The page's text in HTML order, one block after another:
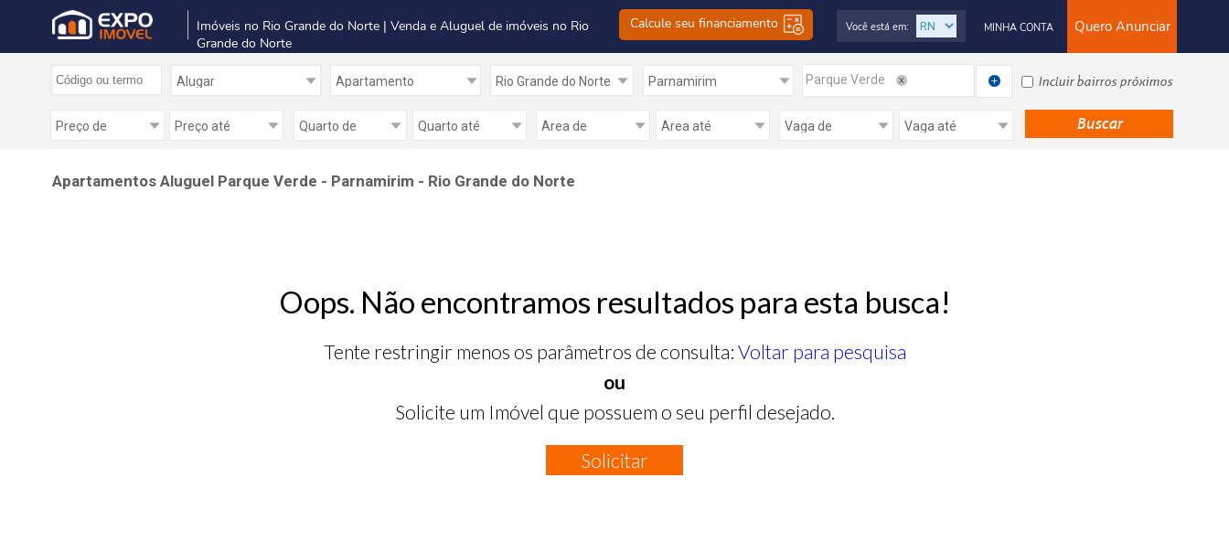
Imóveis no Rio Grande do Norte | Venda e Aluguel de imóveis no Rio
Grande do Norte
Calcule seu financiamento Quero Anunciar
MINHA CONTA
Você está em:
Parque Verde Incluir bairros próximos
Apartamentos Aluguel Parque Verde - Parnamirim - Rio Grande do Norte
Oops. Não encontramos resultados para esta busca!
Tente restringir menos os parâmetros de consulta: Voltar para pesquisa
ou
Solicite um Imóvel que possuem o seu perfil desejado.
Solicitar